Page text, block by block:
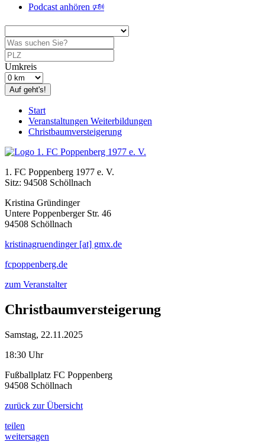
Podcast anhören 🕬
Umkreis
Auf geht's!
Start
Veranstaltungen Weiterbildungen
Christbaumversteigerung
1. FC Poppenberg 1977 e. V.
Sitz: 94508 Schöllnach
Kristina Gründinger
Untere Poppenberger Str. 46
94508 Schöllnach
kristinagruendinger [at] gmx.de
fcpoppenberg.de
zum Veranstalter
Christbaumversteigerung
Samstag, 22.11.2025
18:30 Uhr
Fußballplatz FC Poppenberg
94508 Schöllnach
zurück zur Übersicht
teilen
weitersagen